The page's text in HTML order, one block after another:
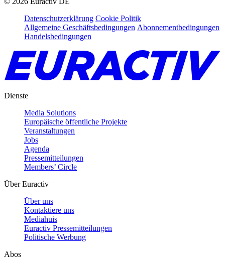
Datenschutzerklärung Cookie Politik
Allgemeine Geschäftsbedingungen Abonnementbedingungen
Handelsbedingungen
Dienste
Media Solutions
Europäische öffentliche Projekte
Veranstaltungen
Jobs
Agenda
Pressemitteilungen
Members’ Circle
Über Euractiv
Über uns
Kontaktiere uns
Mediahuis
Euractiv Pressemitteilungen
Politische Werbung
Abos